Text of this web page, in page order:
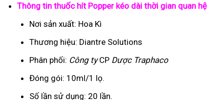
Thông tin thuốc hít Popper kéo dài thời gian quan hệ
Nơi sản xuất: Hoa Kì
Thương hiệu: Diantre Solutions
Phân phối: Công tyCP Dược Traphaco
Đóng gói: 10ml/1 lọ.
Số lần sử dụng: 20 lần.